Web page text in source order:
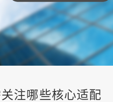
注哪些核心适配